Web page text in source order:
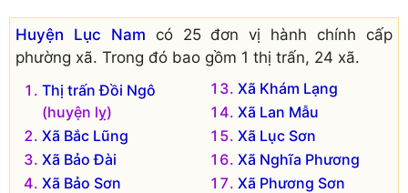
Huyện Lục Nam có 25 đơn vị hành chính cấp
phường xã. Trong đó bao gồm 1 thị trấn, 24 xã.
Thị trấn Đồi Ngô
(huyện lỵ)
Xã Bắc Lũng
Xã Bảo Đài
Xã Bảo Sơn
Xã Khám Lạng
Xã Lan Mẫu
Xã Lục Sơn
Xã Nghĩa Phương
Xã Phương Sơn